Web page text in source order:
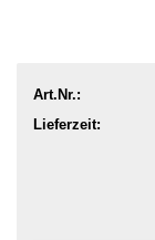
Art.Nr.:
Lieferzeit: